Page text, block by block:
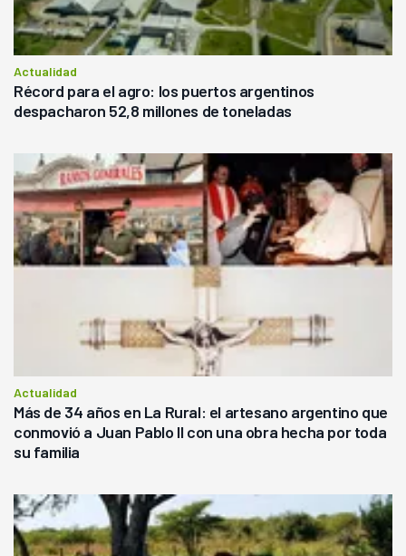
Actualidad
Récord para el agro: los puertos argentinos
despacharon 52,8 millones de toneladas
Actualidad
Más de 34 años en La Rural: el artesano argentino que
conmovió a Juan Pablo II con una obra hecha por toda
su familia